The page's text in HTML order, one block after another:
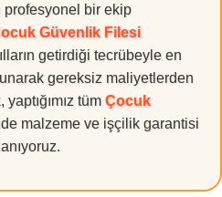
profesyonel bir ekip
Güvenlik Filesi
getirdiği tecrübeyle en
gereksiz maliyetlerden
tüm Çocuk
malzeme ve işçilik garantisi